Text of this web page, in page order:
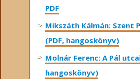
PDF
Mikszáth Kálmán: Szent
(PDF, hangoskönyv)
Molnár Ferenc: A Pál
hangoskönyv)